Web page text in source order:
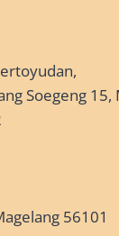
Soegeng
56101